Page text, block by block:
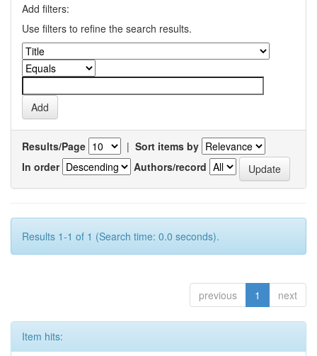
Add filters:
Use filters to refine the search results.
Results/Page | Sort items by
In order
Authors/record
Results 1-1 of 1 (Search time: 0.0 seconds).
previous 1 next
Item hits: